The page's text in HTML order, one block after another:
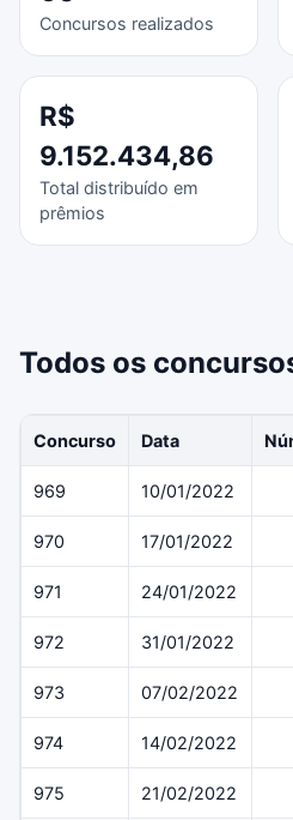
Concursos realizados
R$
9.152.434,86
Total distribuído em
prêmios
Todos os
Concurso Data
969 10/01/2022
970 17/01/2022
971 24/01/2022
972 31/01/2022
973 07/02/2022
974 14/02/2022
975 21/02/2022